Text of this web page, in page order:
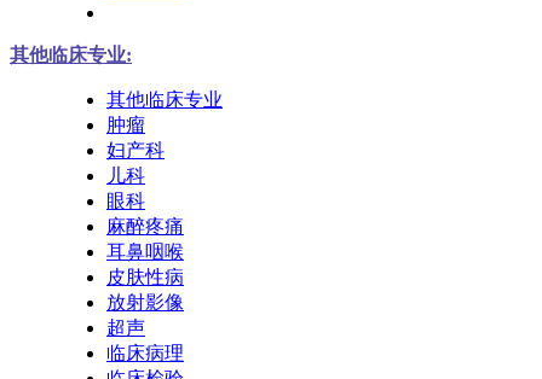
其他临床专业:
其他临床专业
肿瘤
妇产科
儿科
眼科
麻醉疼痛
耳鼻咽喉
皮肤性病
放射影像
超声
临床病理